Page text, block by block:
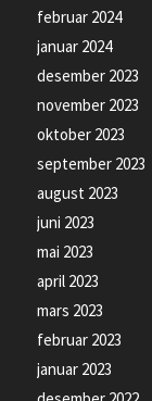
februar 2024
januar 2024
desember 2023
november 2023
oktober 2023
september 2023
august 2023
juni 2023
mai 2023
april 2023
mars 2023
februar 2023
januar 2023